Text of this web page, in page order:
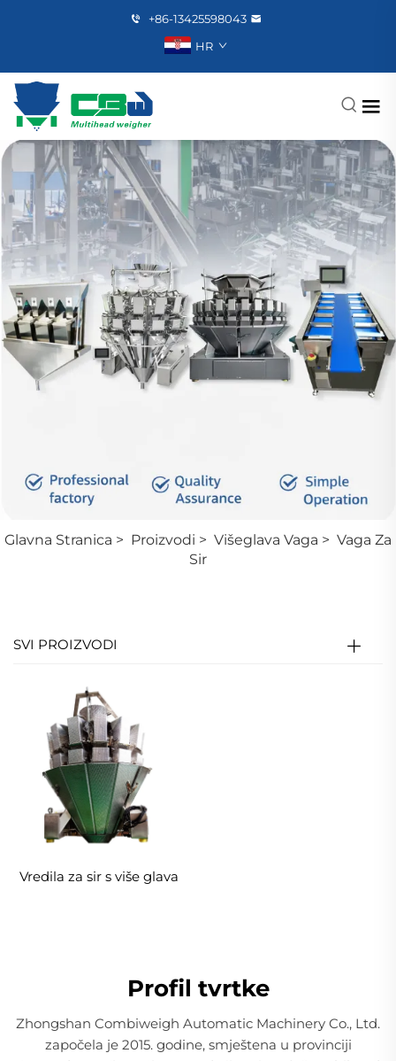
+86-13425598043
HR
Glavna Stranica > Proizvodi > Višeglava Vaga > Vaga Za
Sir
SVI PROIZVODI
Vredila za sir s više glava
Profil tvrtke
Zhongshan Combiweigh Automatic Machinery Co., Ltd.
započela je 2015. godine, smještena u provinciji